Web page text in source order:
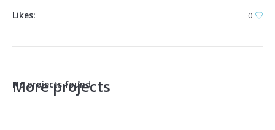
Likes: 0
More projects
No projects found